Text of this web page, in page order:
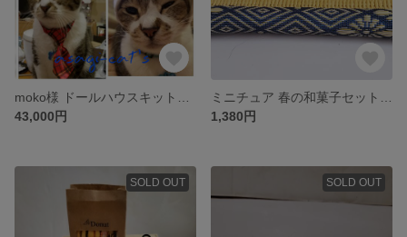
43,000円
1,380円
SOLD OUT SOLD OUT